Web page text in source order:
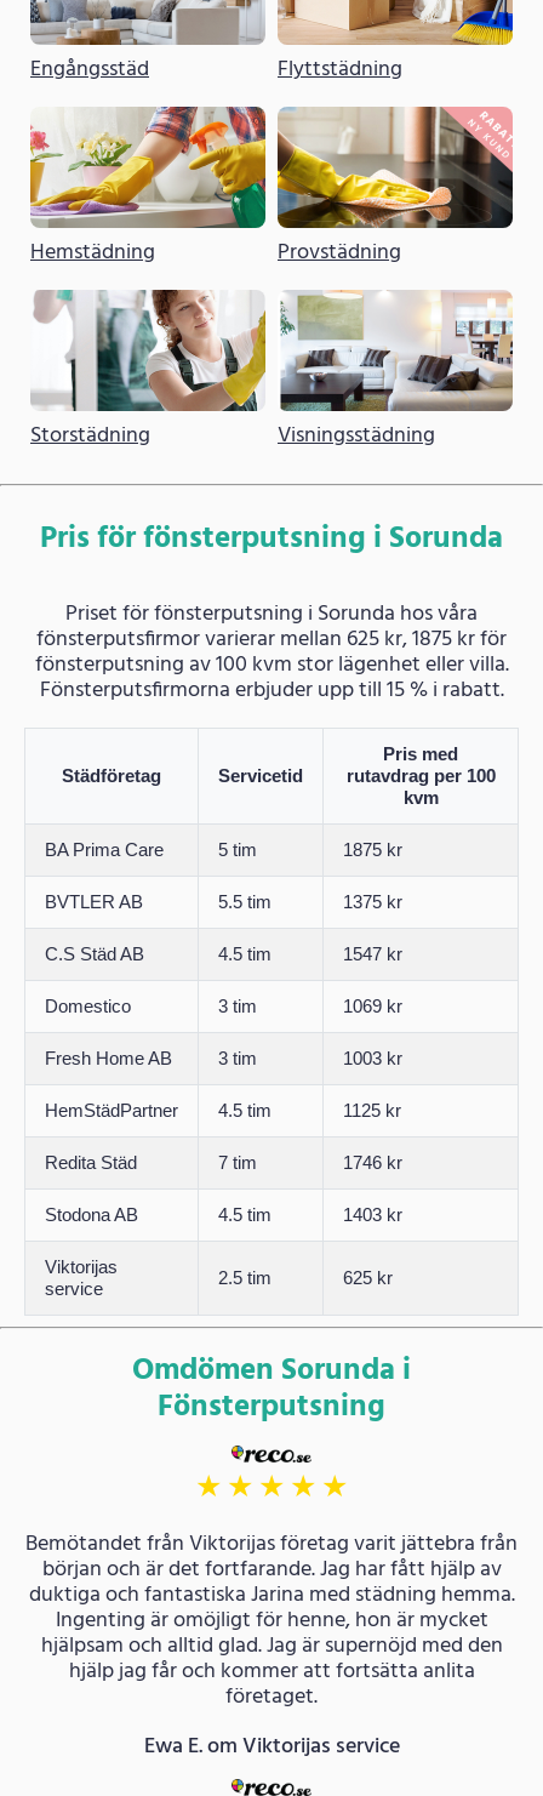
Engångsstäd Flyttstädning
Hemstädning Provstädning
Storstädning Visningsstädning
Pris för fönsterputsning i Sorunda
Priset för fönsterputsning i Sorunda hos våra
fönsterputsfirmor varierar mellan 625 kr, 1875 kr för
fönsterputsning av 100 kvm stor lägenhet eller villa.
Fönsterputsfirmorna erbjuder upp till 15 % i rabatt.
Städföretag Servicetid
Pris med
rutavdrag per 100
kvm
BA Prima Care 5 tim 1875 kr
BVTLER AB 5.5 tim 1375 kr
C.S Städ AB 4.5 tim 1547 kr
Domestico 3 tim 1069 kr
Fresh Home AB 3 tim 1003 kr
HemStädPartner 4.5 tim 1125 kr
Redita Städ 7 tim 1746 kr
Stodona AB 4.5 tim 1403 kr
Viktorijas
service
2.5 tim 625 kr
Omdömen Sorunda i
Fönsterputsning
★★★★★
Bemötandet från Viktorijas företag varit jättebra från
början och är det fortfarande. Jag har fått hjälp av
duktiga och fantastiska Jarina med städning hemma.
Ingenting är omöjligt för henne, hon är mycket
hjälpsam och alltid glad. Jag är supernöjd med den
hjälp jag får och kommer att fortsätta anlita
företaget.
Ewa E. om Viktorijas service